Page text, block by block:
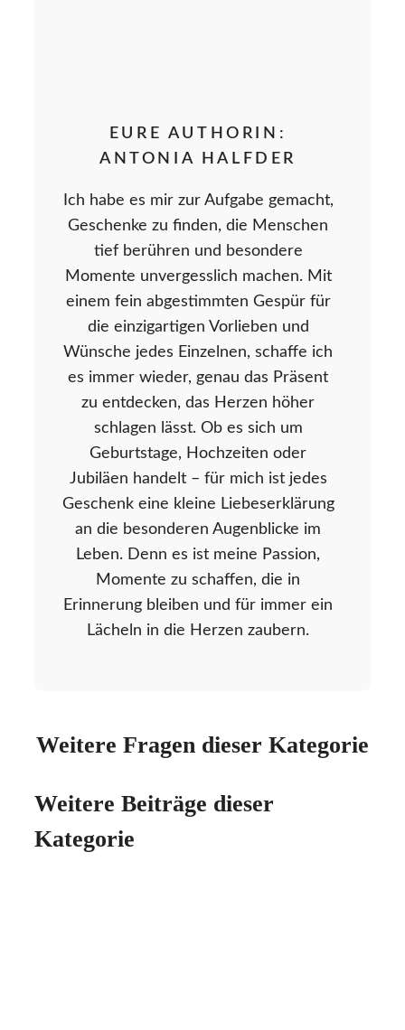
EURE AUTHORIN:
ANTONIA HALFDER
Ich habe es mir zur Aufgabe gemacht,
Geschenke zu finden, die Menschen
tief berühren und besondere
Momente unvergesslich machen. Mit
einem fein abgestimmten Gespür für
die einzigartigen Vorlieben und
Wünsche jedes Einzelnen, schaffe ich
es immer wieder, genau das Präsent
zu entdecken, das Herzen höher
schlagen lässt. Ob es sich um
Geburtstage, Hochzeiten oder
Jubiläen handelt – für mich ist jedes
Geschenk eine kleine Liebeserklärung
an die besonderen Augenblicke im
Leben. Denn es ist meine Passion,
Momente zu schaffen, die in
Erinnerung bleiben und für immer ein
Lächeln in die Herzen zaubern.
Weitere Fragen dieser Kategorie
Weitere Beiträge dieser
Kategorie